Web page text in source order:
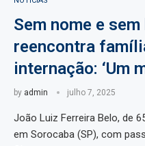
Sem nome e
reencontra
internação: ‘Um
by admin julho 7, 2025
João Luiz Ferreira Belo, de
em Sorocaba (SP), com